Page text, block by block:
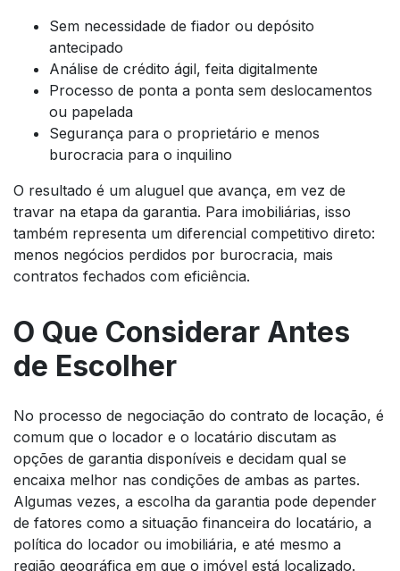
Sem necessidade de fiador ou depósito
antecipado
Análise de crédito ágil, feita digitalmente
Processo de ponta a ponta sem deslocamentos
ou papelada
Segurança para o proprietário e menos
burocracia para o inquilino
O resultado é um aluguel que avança, em vez de
travar na etapa da garantia. Para imobiliárias, isso
também representa um diferencial competitivo direto:
menos negócios perdidos por burocracia, mais
contratos fechados com eficiência.
O Que Considerar Antes
de Escolher
No processo de negociação do contrato de locação, é
comum que o locador e o locatário discutam as
opções de garantia disponíveis e decidam qual se
encaixa melhor nas condições de ambas as partes.
Algumas vezes, a escolha da garantia pode depender
de fatores como a situação financeira do locatário, a
política do locador ou imobiliária, e até mesmo a
região geográfica em que o imóvel está localizado.